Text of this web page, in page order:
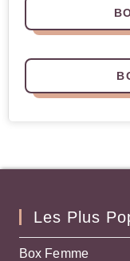
Les Plus
Box Femme